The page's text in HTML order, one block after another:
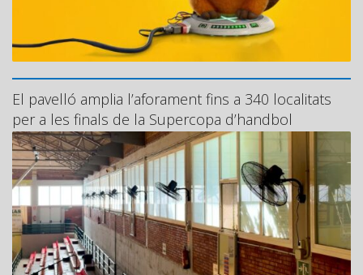
El pavelló amplia l’aforament fins a 340 localitats
per a les finals de la Supercopa d’handbol